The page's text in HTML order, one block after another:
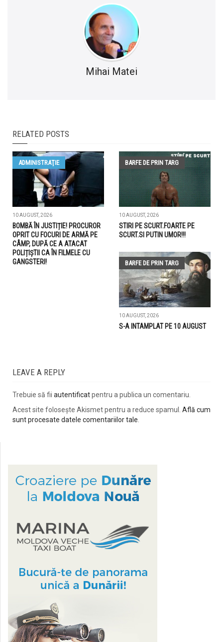
Mihai Matei
RELATED POSTS
ADMINISTRAŢIE
10 AUGUST, 2026
BOMBĂ ÎN JUSTIȚIE! PROCUROR
OPRIT CU FOCURI DE ARMĂ PE
CÂMP, DUPĂ CE A ATACAT
POLIȚIȘTII CA ÎN FILMELE CU
GANGSTERI!
BARFE DE PRIN TARG
10 AUGUST, 2026
STIRI PE SCURT.FOARTE PE
SCURT.SI PUTIN UMOR!!!
BARFE DE PRIN TARG
10 AUGUST, 2026
S-A INTAMPLAT PE 10 AUGUST
LEAVE A REPLY
Trebuie să fii autentificatpentru a publica un comentariu.
Acest site folosește Akismet pentru a reduce spamul. Află cum
sunt procesate datele comentariilor tale